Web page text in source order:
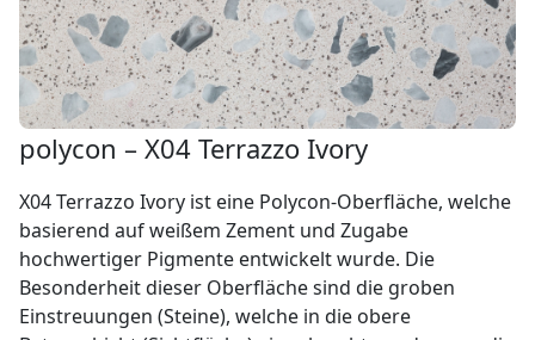
polycon – X04 Terrazzo Ivory
X04 Terrazzo Ivory ist eine Polycon-Oberfläche, welche
basierend auf weißem Zement und Zugabe
hochwertiger Pigmente entwickelt wurde. Die
Besonderheit dieser Oberfläche sind die groben
Einstreuungen (Steine), welche in die obere